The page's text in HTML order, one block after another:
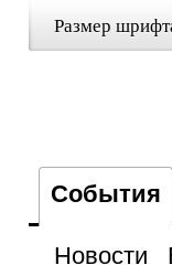
Размер
События
Новости